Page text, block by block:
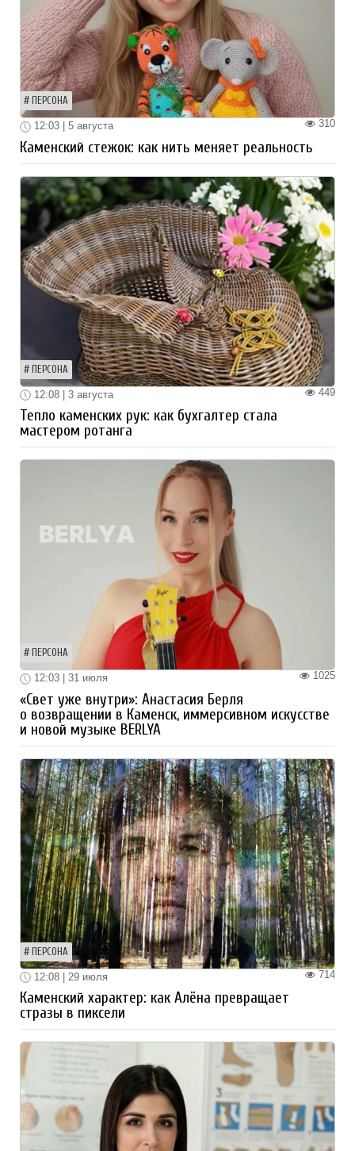
ПЕРСОНА
310
12:03 | 5 августа
Каменский стежок: как нить меняет реальность
ПЕРСОНА
449
12:08 | 3 августа
Тепло каменских рук: как бухгалтер стала
мастером ротанга
ПЕРСОНА
1025
12:03 | 31 июля
«Свет уже внутри»: Анастасия Берля
о возвращении в Каменск, иммерсивном искусстве
и новой музыке BERLYA
ПЕРСОНА
714
12:08 | 29 июля
Каменский характер: как Алёна превращает
стразы в пиксели